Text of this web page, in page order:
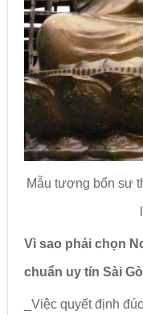
Mẫu tượng bổn sư
Vì sao phải chọn
chuẩn uy tín Sài
_Việc quyết định